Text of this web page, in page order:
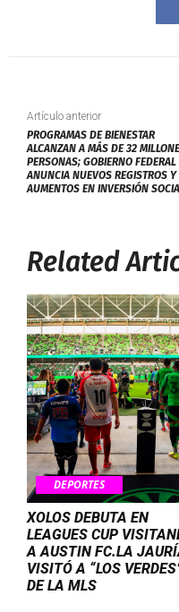
Artículo anterior
PROGRAMAS DE BIENESTAR
ALCANZAN A MÁS DE 32
PERSONAS; GOBIERNO FEDERAL
ANUNCIA NUEVOS REGISTROS Y
AUMENTOS EN INVERSIÓN
Related
DEPORTES
XOLOS DEBUTA EN
LEAGUES CUP
A AUSTIN FC.LA
VISITÓ A “LOS
DE LA MLS